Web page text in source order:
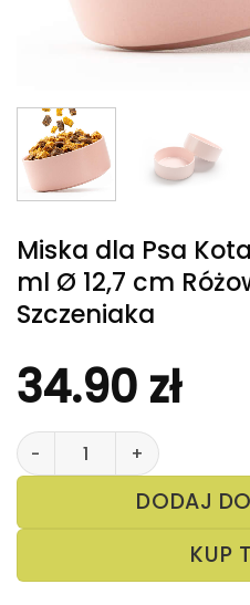
Miska dla Psa
ml Ø 12,7 cm
Szczeniaka
34.90 zł
ilość Miska dla Psa Kota
DODAJ
KUP